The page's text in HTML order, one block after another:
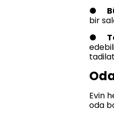
●
bir
●
Evin
oda